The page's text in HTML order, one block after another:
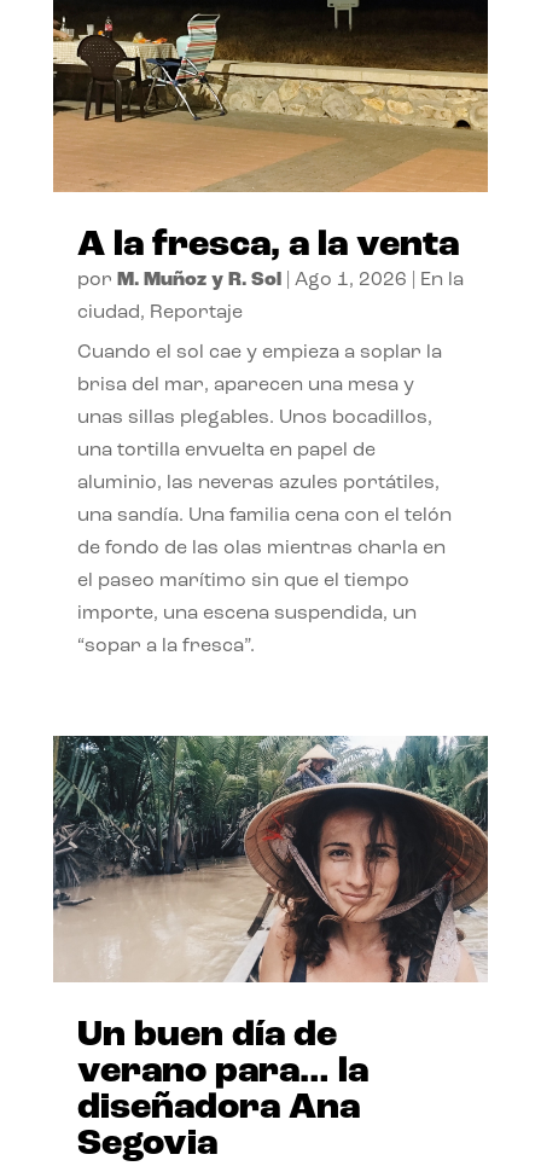
A la fresca, a la venta
por M. Muñoz y R. Sol| Ago 1, 2026
En la
ciudad, Reportaje
Cuando el sol cae y empieza a soplar la
brisa del mar, aparecen una mesa y
unas sillas plegables. Unos bocadillos,
una tortilla envuelta en papel de
aluminio, las neveras azules portátiles,
una sandía. Una familia cena con el telón
de fondo de las olas mientras charla en
el paseo marítimo sin que el tiempo
importe, una escena suspendida, un
“sopar a la fresca”.
Un buen día de
verano para… la
diseñadora Ana
Segovia